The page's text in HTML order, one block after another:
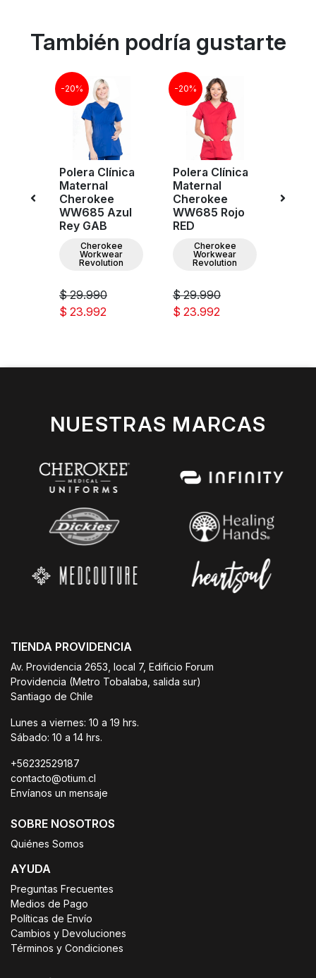
También podría gustarte
-20%
Polera Clínica
Maternal
Cherokee
WW685 Azul
Rey GAB
Cherokee
Workwear
Revolution
$ 29.990
$ 23.992
-20%
Polera Clínica
Maternal
Cherokee
WW685 Rojo
RED
Cherokee
Workwear
Revolution
$ 29.990
$ 23.992
NUESTRAS MARCAS
TIENDA PROVIDENCIA
Av. Providencia 2653, local 7, Edificio Forum
Providencia (Metro Tobalaba, salida sur)
Santiago de Chile
Lunes a viernes: 10 a 19 hrs.
Sábado: 10 a 14 hrs.
+56232529187
contacto@otium.cl
Envíanos un mensaje
SOBRE NOSOTROS
Quiénes Somos
AYUDA
Preguntas Frecuentes
Medios de Pago
Políticas de Envío
Cambios y Devoluciones
Términos y Condiciones